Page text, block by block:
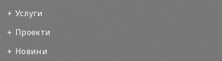
Услуги
Проекти
Новини